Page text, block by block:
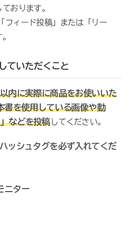
おります。
フィード投稿」または「リー
ていただくこと
内に実際に商品をお使いいた
書を使用している画像や動
などを投稿してください。
ッシュタグを必ず入れてくだ
ニター